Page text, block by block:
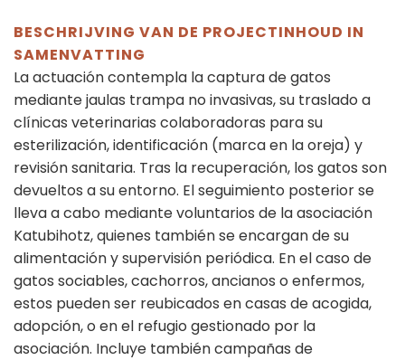
BESCHRIJVING VAN DE PROJECTINHOUD IN
SAMENVATTING
La actuación contempla la captura de gatos
mediante jaulas trampa no invasivas, su traslado a
clínicas veterinarias colaboradoras para su
esterilización, identificación (marca en la oreja) y
revisión sanitaria. Tras la recuperación, los gatos son
devueltos a su entorno. El seguimiento posterior se
lleva a cabo mediante voluntarios de la asociación
Katubihotz, quienes también se encargan de su
alimentación y supervisión periódica. En el caso de
gatos sociables, cachorros, ancianos o enfermos,
estos pueden ser reubicados en casas de acogida,
adopción, o en el refugio gestionado por la
asociación. Incluye también campañas de